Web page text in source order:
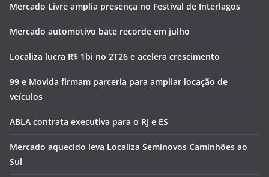
Mercado Livre amplia presença no Festival de Interlagos
Mercado automotivo bate recorde em julho
Localiza lucra R$ 1bi no 2T26 e acelera crescimento
99 e Movida firmam parceria para ampliar locação de
veículos
ABLA contrata executiva para o RJ e ES
Mercado aquecido leva Localiza Seminovos Caminhões ao
Sul